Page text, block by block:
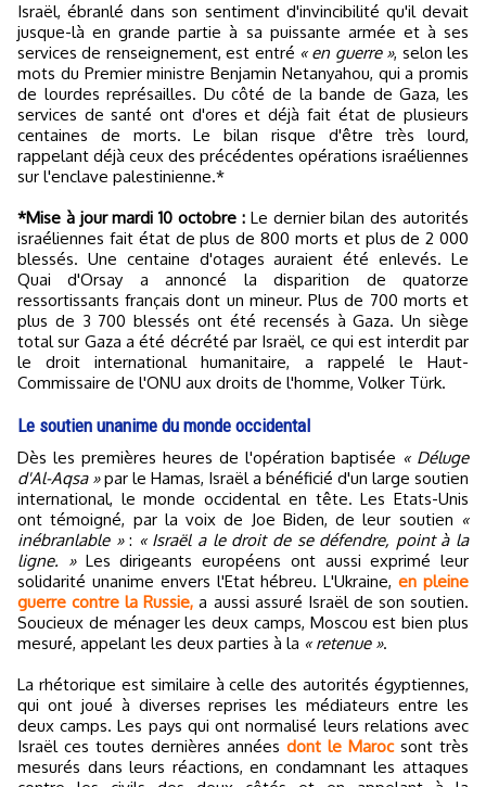
Israël, ébranlé dans son sentiment d'invincibilité qu'il devait
jusque-là en grande partie à sa puissante armée et à ses
services de renseignement, est entré « en guerre », selon les
mots du Premier ministre Benjamin Netanyahou, qui a promis
de lourdes représailles. Du côté de la bande de Gaza, les
services de santé ont d'ores et déjà fait état de plusieurs
centaines de morts. Le bilan risque d'être très lourd,
rappelant déjà ceux des précédentes opérations israéliennes
sur l'enclave palestinienne.*
*Mise à jour mardi 10 octobre :Le dernier bilan des autorités
israéliennes fait état de plus de 800 morts et plus de 2 000
blessés. Une centaine d'otages auraient été enlevés. Le
Quai d'Orsay a annoncé la disparition de quatorze
ressortissants français dont un mineur. Plus de 700 morts et
plus de 3 700 blessés ont été recensés à Gaza. Un siège
total sur Gaza a été décrété par Israël, ce qui est interdit par
le droit international humanitaire, a rappelé le Haut-
Commissaire de l'ONU aux droits de l'homme, Volker Türk.
Le soutien unanime du monde occidental
Dès les premières heures de l'opération baptisée « Déluge
d'Al-Aqsa »par le Hamas, Israël a bénéficié d'un large soutien
international, le monde occidental en tête. Les Etats-Unis
ont témoigné, par la voix de Joe Biden, de leur soutien «
inébranlable »: « Israël a le droit de se défendre, point à la
ligne. »Les dirigeants européens ont aussi exprimé leur
solidarité unanime envers l'Etat hébreu. L'Ukraine,en pleine
guerre contre la Russie, a aussi assuré Israël de son soutien.
Soucieux de ménager les deux camps, Moscou est bien plus
mesuré, appelant les deux parties à la « retenue ».
La rhétorique est similaire à celle des autorités égyptiennes,
qui ont joué à diverses reprises les médiateurs entre les
deux camps. Les pays qui ont normalisé leurs relations avec
Israël ces toutes dernières années dont le Marocsont très
mesurés dans leurs réactions, en condamnant les attaques